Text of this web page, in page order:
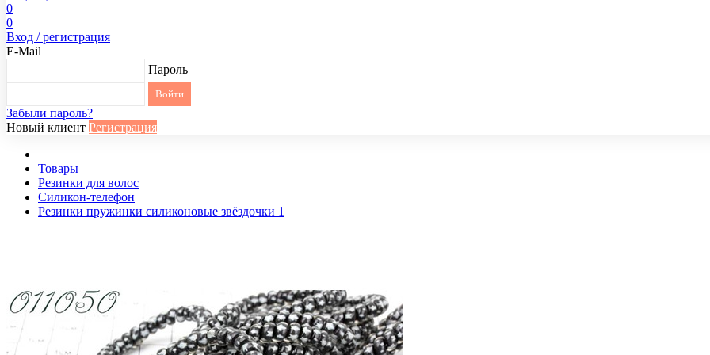
0
0
Вход / регистрация
E-Mail
Пароль
Забыли пароль?
Новый клиент Регистрация
Товары
Резинки для волос
Силикон-телефон
Резинки пружинки силиконовые звёздочки 1